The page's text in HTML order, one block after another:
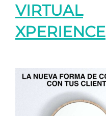
VIRTUAL
XPERIENCE